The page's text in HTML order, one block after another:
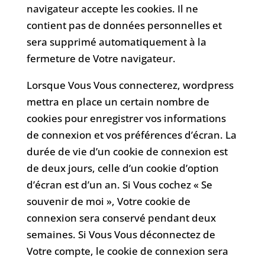
navigateur accepte les cookies. Il ne
contient pas de données personnelles et
sera supprimé automatiquement à la
fermeture de Votre navigateur.
Lorsque Vous Vous connecterez, wordpress
mettra en place un certain nombre de
cookies pour enregistrer vos informations
de connexion et vos préférences d’écran. La
durée de vie d’un cookie de connexion est
de deux jours, celle d’un cookie d’option
d’écran est d’un an. Si Vous cochez « Se
souvenir de moi », Votre cookie de
connexion sera conservé pendant deux
semaines. Si Vous Vous déconnectez de
Votre compte, le cookie de connexion sera